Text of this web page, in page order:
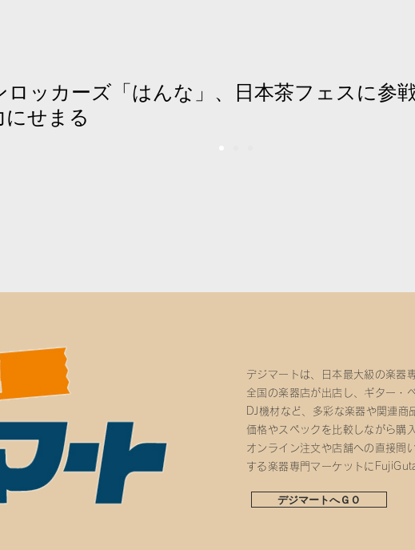
ロッカーズ「はんな」、日本茶フェスに参
にせまる
デジマートは、日本最大級の楽器
全国の楽器店が出店し、ギター・
DJ機材など、多彩な楽器や関連
価格やスペックを比較しながら購
オンライン注文や店舗への直接問
する楽器専門マーケットに
デジマートへＧＯ